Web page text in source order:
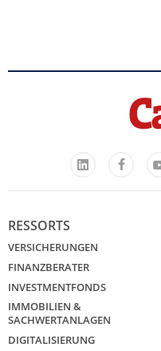
LinkedIn
RESSORTS
VERSICHERUNGEN
FINANZBERATER
INVESTMENTFONDS
IMMOBILIEN &
SACHWERTANLAGEN
DIGITALISIERUNG